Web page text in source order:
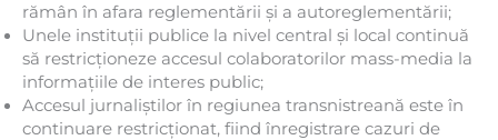
rămân în afara reglementării și a autoreglementării;
Unele instituții publice la nivel central și local continuă
să restricționeze accesul colaboratorilor mass-media la
informațiile de interes public;
Accesul jurnaliștilor în regiunea transnistreană este în
continuare restricționat, fiind înregistrare cazuri de